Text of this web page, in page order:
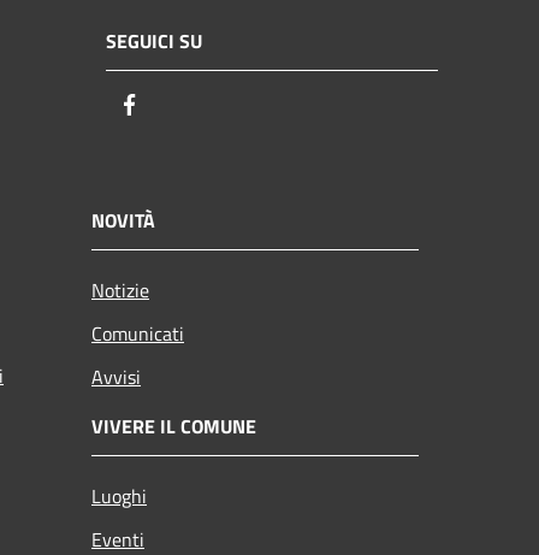
SEGUICI SU
NOVITÀ
Notizie
Comunicati
Avvisi
VIVERE IL COMUNE
Luoghi
Eventi